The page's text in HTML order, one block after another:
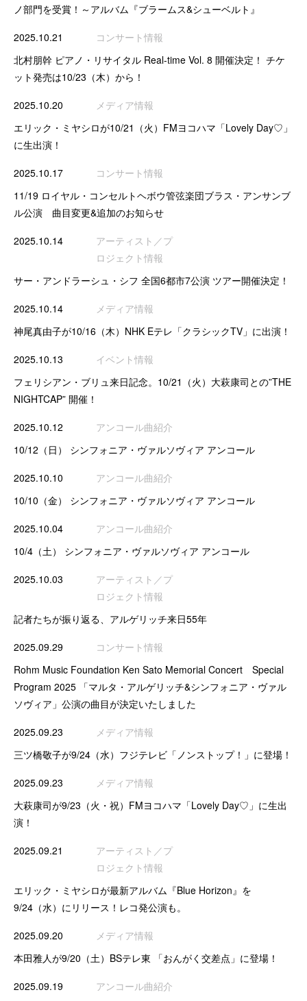
ノ部門を受賞！～アルバム『ブラームス&シューベルト』
2025.10.21
コンサート情報
北村朋幹 ピアノ・リサイタル Real-time Vol. 8 開催決定！ チケ
ット発売は10/23（木）から！
2025.10.20
メディア情報
エリック・ミヤシロが10/21（火）FMヨコハマ「Lovely Day♡」
に生出演！
2025.10.17
コンサート情報
11/19 ロイヤル・コンセルトヘボウ管弦楽団ブラス・アンサンブ
ル公演 曲目変更&追加のお知らせ
2025.10.14
アーティスト／プ
ロジェクト情報
サー・アンドラーシュ・シフ 全国6都市7公演 ツアー開催決定！
2025.10.14
メディア情報
神尾真由子が10/16（木）NHK Eテレ「クラシックTV」に出演！
2025.10.13
イベント情報
フェリシアン・ブリュ来日記念。10/21（火）大萩康司との”THE
NIGHTCAP” 開催！
2025.10.12
アンコール曲紹介
10/12（日） シンフォニア・ヴァルソヴィア アンコール
2025.10.10
アンコール曲紹介
10/10（金） シンフォニア・ヴァルソヴィア アンコール
2025.10.04
アンコール曲紹介
10/4（土） シンフォニア・ヴァルソヴィア アンコール
2025.10.03
アーティスト／プ
ロジェクト情報
記者たちが振り返る、アルゲリッチ来日55年
2025.09.29
コンサート情報
Rohm Music Foundation Ken Sato Memorial Concert Special
Program 2025 「マルタ・アルゲリッチ&シンフォニア・ヴァル
ソヴィア」公演の曲目が決定いたしました
2025.09.23
メディア情報
三ツ橋敬子が9/24（水）フジテレビ「ノンストップ！」に登場！
2025.09.23
メディア情報
大萩康司が9/23（火・祝）FMヨコハマ「Lovely Day♡」に生出
演！
2025.09.21
アーティスト／プ
ロジェクト情報
エリック・ミヤシロが最新アルバム『Blue Horizon』を
9/24（水）にリリース！レコ発公演も。
2025.09.20
メディア情報
本田雅人が9/20（土）BSテレ東 「おんがく交差点」に登場！
2025.09.19
アンコール曲紹介